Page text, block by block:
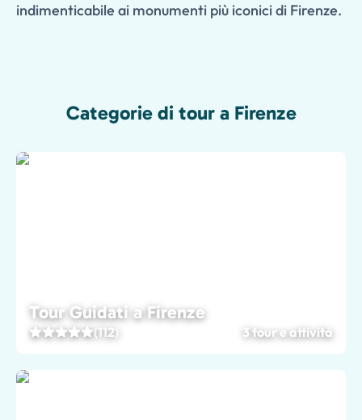
indimenticabile ai monumenti più iconici di Firenze.
Categorie di tour a Firenze
Tour Guidati a Firenze
(112) 3 tour e attività